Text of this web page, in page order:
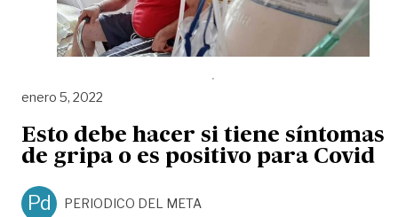
enero 5, 2022
Esto debe hacer si tiene síntomas
de gripa o es positivo para Covid
Pd PERIODICO DEL META